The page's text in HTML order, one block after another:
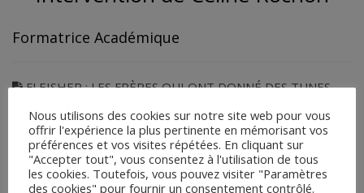
Formatrice Académique
FLEISHER : LES FRÈRES QUI ONT DONNÉ DES TUNES
POWERPOINT : AIN’T SHE SWEET
POWERPOINT : PROPOSITION D’ACTIVITÉS PRÉ-
PROJECTION
Nous utilisons des cookies sur notre site web pour vous
offrir l'expérience la plus pertinente en mémorisant vos
préférences et vos visites répétées. En cliquant sur
"Accepter tout", vous consentez à l'utilisation de tous
les cookies. Toutefois, vous pouvez visiter "Paramètres
des cookies" pour fournir un consentement contrôlé.